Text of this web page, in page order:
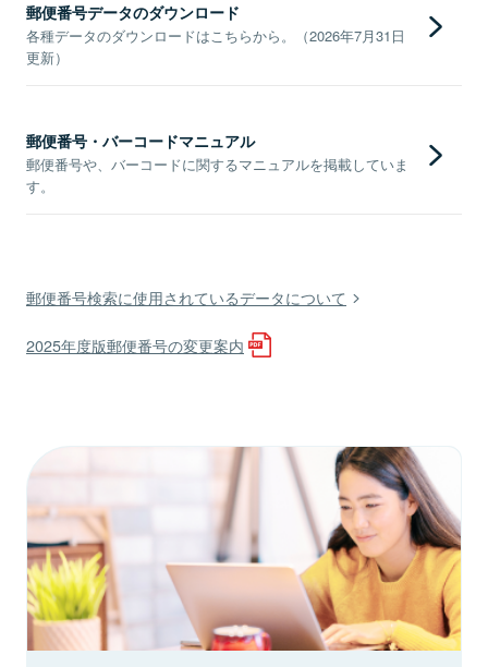
郵便番号データのダウンロード
各種データのダウンロードはこちらから。（2026年7月31日
更新）
郵便番号・バーコードマニュアル
郵便番号や、バーコードに関するマニュアルを掲載していま
す。
郵便番号検索に使用されているデータについて
2025年度版郵便番号の変更案内